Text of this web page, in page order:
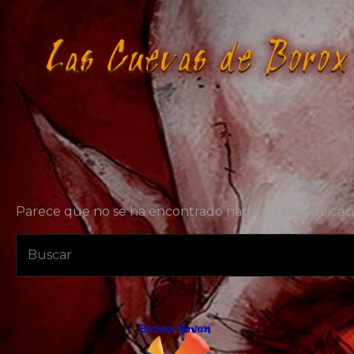
Parece que no se ha encontrado nada en esta